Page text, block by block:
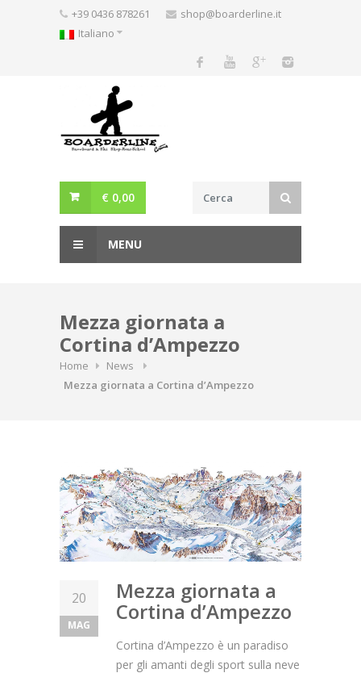
+39 0436 878261
shop@boarderline.it
Italiano
€0,00
MENU
Mezza giornata a
Cortina d’Ampezzo
Home
News
Mezza giornata a Cortina d’Ampezzo
20
MAG
Mezza giornata a
Cortina d’Ampezzo
Cortina d’Ampezzo è un paradiso
per gli amanti degli sport sulla neve